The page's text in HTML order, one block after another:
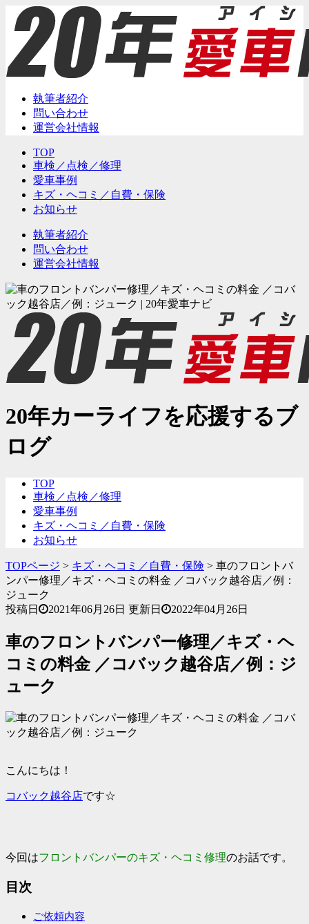
執筆者紹介
問い合わせ
運営会社情報
TOP
車検／点検／修理
愛車事例
キズ・ヘコミ／自費・保険
お知らせ
執筆者紹介
問い合わせ
運営会社情報
20年カーライフを応援するブ
ログ
TOP
車検／点検／修理
愛車事例
キズ・ヘコミ／自費・保険
お知らせ
TOPページ > キズ・ヘコミ／自費・保険 > 車のフロントバ
ンパー修理／キズ・ヘコミの料金 ／コバック越谷店／例：
ジューク
投稿日
2021年06月26日 更新日 2022年04月26日
車のフロントバンパー修理／キズ・ヘ
コミの料金 ／コバック越谷店／例：ジ
ューク
こんにちは！
コバック越谷店です☆
今回はフロントバンパーのキズ・ヘコミ修理のお話です。
目次
ご依頼内容